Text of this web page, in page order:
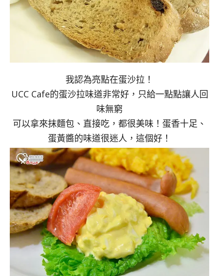
我認為亮點在蛋沙拉！
UCC Cafe的蛋沙拉味道非常好，只給一點點讓人回
味無窮
可以拿來抹麵包、直接吃，都很美味！蛋香十足、
蛋黃醬的味道很迷人，這個好！